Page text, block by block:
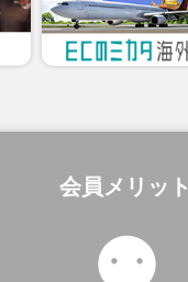
会員メリット